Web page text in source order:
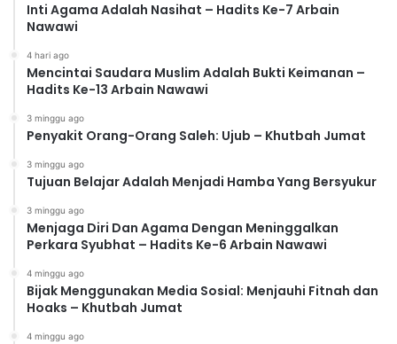
Inti Agama Adalah Nasihat – Hadits Ke-7 Arbain
Nawawi
4 hari ago
Mencintai Saudara Muslim Adalah Bukti Keimanan –
Hadits Ke-13 Arbain Nawawi
3 minggu ago
Penyakit Orang-Orang Saleh: Ujub – Khutbah Jumat
3 minggu ago
Tujuan Belajar Adalah Menjadi Hamba Yang Bersyukur
3 minggu ago
Menjaga Diri Dan Agama Dengan Meninggalkan
Perkara Syubhat – Hadits Ke-6 Arbain Nawawi
4 minggu ago
Bijak Menggunakan Media Sosial: Menjauhi Fitnah dan
Hoaks – Khutbah Jumat
4 minggu ago